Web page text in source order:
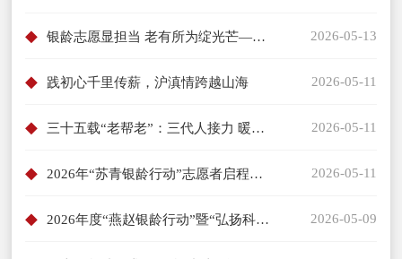
银龄志愿显担当 老有所为绽光芒——致敬老同志志愿者 2026-05-13
践初心千里传薪，沪滇情跨越山海 2026-05-11
三十五载“老帮老”：三代人接力 暖了一个社区 2026-05-11
2026年“苏青银龄行动”志愿者启程奔赴青海 2026-05-11
2026年度“燕赵银龄行动”暨“弘扬科学家精神宣讲活动”正式启动 2026-05-09